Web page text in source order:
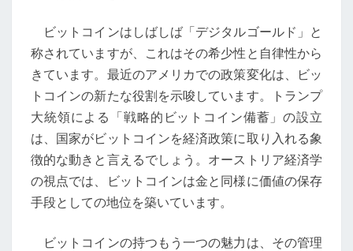
割
を
強
化
す
る
要
因
と
ビットコインはしばしば「デジタルゴールド」と
称されていますが、これはその希少性と自律性から
きています。最近のアメリカでの政策変化は、ビッ
トコインの新たな役割を示唆しています。トランプ
大統領による「戦略的ビットコイン備蓄」の設立
は、国家がビットコインを経済政策に取り入れる象
徴的な動きと言えるでしょう。オーストリア経済学
の視点では、ビットコインは金と同様に価値の保存
手段としての地位を築いています。
ビットコインの持つもう一つの魅力は、その管理